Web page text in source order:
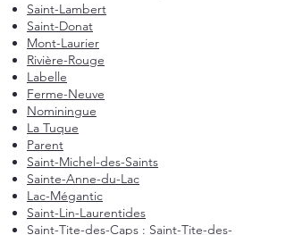
Saint-Lambert
Saint-Donat
Mont-Laurier
Rivière-Rouge
Labelle
Ferme-Neuve
Nominingue
La Tuque
Parent
Saint-Michel-des-Saints
Sainte-Anne-du-Lac
Lac-Mégantic
Saint-Lin-Laurentides
Saint-Tite-des-Caps : Saint-Tite-des-